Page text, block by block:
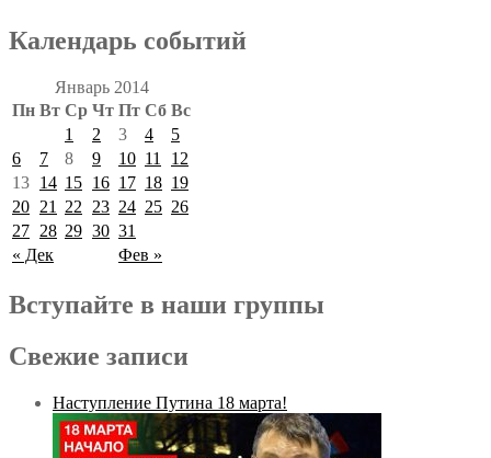
Календарь событий
Январь 2014
Пн Вт Ср Чт Пт Сб Вс
« Дек Фев »
1 2 3 4
5
6
7 8 9 10 11
12
13 14 15 16 17 18 19
20 21 22 23 24 25 26
27 28 29 30 31
Вступайте в наши группы
Свежие записи
Наступление Путина 18 марта!